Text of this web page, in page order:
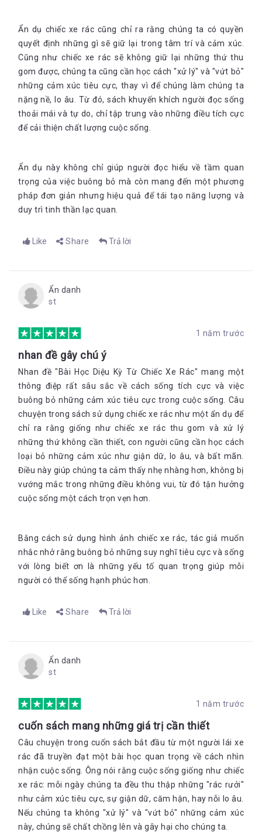
Ẩn dụ chiếc xe rác cũng chỉ ra rằng chúng ta có quyền
quyết định những gì sẽ giữ lại trong tâm trí và cảm xúc.
Cũng như chiếc xe rác sẽ không giữ lại những thứ thu
gom được, chúng ta cũng cần học cách "xử lý" và "vứt bỏ"
những cảm xúc tiêu cực, thay vì để chúng làm chúng ta
nặng nề, lo âu. Từ đó, sách khuyến khích người đọc sống
thoải mái và tự do, chỉ tập trung vào những điều tích cực
để cải thiện chất lượng cuộc sống.
Ẩn dụ này không chỉ giúp người đọc hiểu về tầm quan
trọng của việc buông bỏ mà còn mang đến một phương
pháp đơn giản nhưng hiệu quả để tái tạo năng lượng và
duy trì tinh thần lạc quan.
Like Share Trả lời
Ẩn danh
st
1 năm trước
nhan đề gây chú ý
Nhan đề "Bài Học Diệu Kỳ Từ Chiếc Xe Rác" mang một
thông điệp rất sâu sắc về cách sống tích cực và việc
buông bỏ những cảm xúc tiêu cực trong cuộc sống. Câu
chuyện trong sách sử dụng chiếc xe rác như một ẩn dụ để
chỉ ra rằng giống như chiếc xe rác thu gom và xử lý
những thứ không cần thiết, con người cũng cần học cách
loại bỏ những cảm xúc như giận dữ, lo âu, và bất mãn.
Điều này giúp chúng ta cảm thấy nhẹ nhàng hơn, không bị
vướng mắc trong những điều không vui, từ đó tận hưởng
cuộc sống một cách trọn vẹn hơn.
Bằng cách sử dụng hình ảnh chiếc xe rác, tác giả muốn
nhắc nhở rằng buông bỏ những suy nghĩ tiêu cực và sống
với lòng biết ơn là những yếu tố quan trọng giúp mỗi
người có thể sống hạnh phúc hơn
Like Share Trả lời
Ẩn danh
st
1 năm trước
cuốn sách mang những giá trị cần thiết
Câu chuyện trong cuốn sách bắt đầu từ một người lái xe
rác đã truyền đạt một bài học quan trọng về cách nhìn
nhận cuộc sống. Ông nói rằng cuộc sống giống như chiếc
xe rác: mỗi ngày chúng ta đều thu thập những "rác rưởi"
như cảm xúc tiêu cực, sự giận dữ, căm hận, hay nỗi lo âu.
Nếu chúng ta không "xử lý" và "vứt bỏ" những cảm xúc
này, chúng sẽ chất chồng lên và gây hại cho chúng ta.